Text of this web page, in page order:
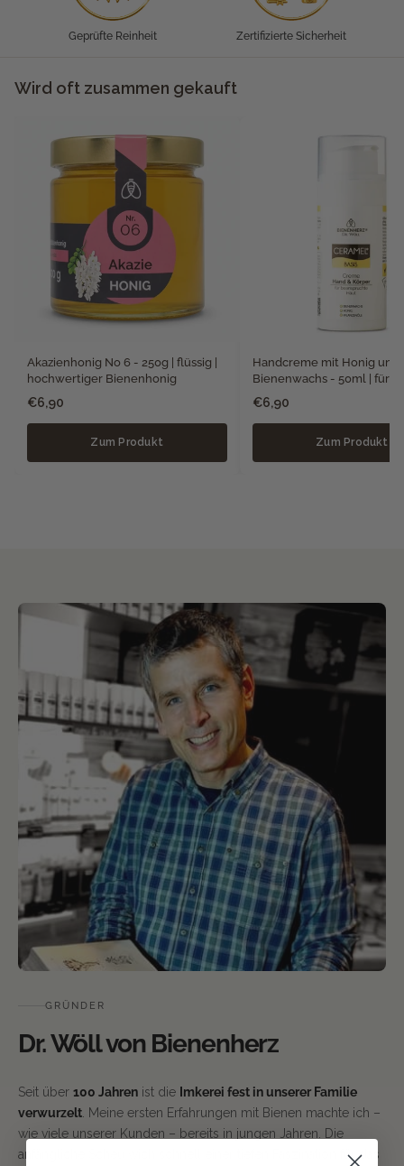
Geprüfte Reinheit Zertifizierte Sicherheit
Wird oft zusammen gekauft
Akazienhonig No 6 - 250g | flüssig |
hochwertiger Bienenhonig
€6,90
Zum Produkt
Handcreme mit Honig und
Bienenwachs - 50ml | für
Hände
€6,90
Zum Produkt
GRÜNDER
Dr. Wöll von Bienenherz
Seit über 100 Jahren ist die Imkerei fest in unserer Familie
verwurzelt . Meine ersten Erfahrungen mit Bienen machte ich –
wie viele unserer Kunden – bereits in jungen Jahren. Die
anfängliche Scheu wich schnell einer tiefen Faszination für das